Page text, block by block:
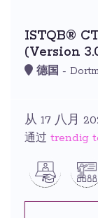
ISTQB®
(Version
德国 -
从 17 八月
通过 trendig